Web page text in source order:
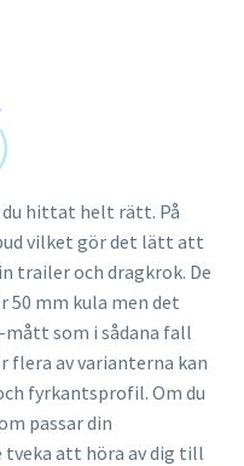
du hittat helt rätt. På
vilket gör det lätt att
trailer och dragkrok. De
50 mm kula men det
mått som i sådana fall
flera av varianterna kan
fyrkantsprofil. Om du
passar din
tveka att höra av dig till